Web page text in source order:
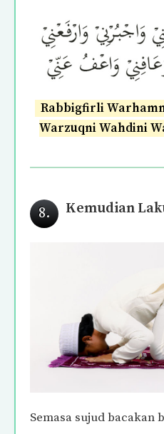
Rabbigfirli
Warzuqni Wahdini
8. Kemudian
Semasa sujud bacakan